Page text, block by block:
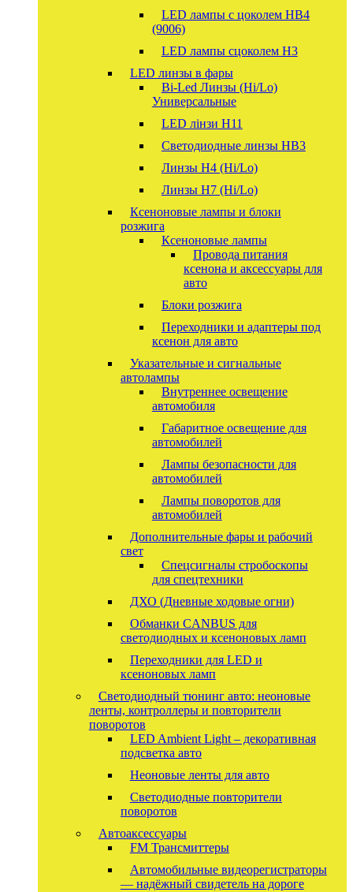
LED лампы с цоколем HB4
(9006)
LED лампы сцоколем H3
LED линзы в фары
Bi-Led Линзы (Hi/Lo)
Универсальные
LED лінзи H11
Светодиодные линзы HB3
Линзы Н4 (Hi/Lo)
Линзы Н7 (Hi/Lo)
Ксеноновые лампы и блоки
розжига
Ксеноновые лампы
Провода питания
ксенона и аксессуары для
авто
Блоки розжига
Переходники и адаптеры под
ксенон для авто
Указательные и сигнальные
автолампы
Внутреннее освещение
автомобиля
Габаритное освещение для
автомобилей
Лампы безопасности для
автомобилей
Лампы поворотов для
автомобилей
Дополнительные фары и рабочий
свет
Спецсигналы стробоскопы
для спецтехники
ДХО (Дневные ходовые огни)
Обманки CANBUS для
светодиодных и ксеноновых ламп
Переходники для LED и
ксеноновых ламп
Светодиодный тюнинг авто: неоновые
ленты, контроллеры и повторители
поворотов
LED Ambient Light – декоративная
подсветка авто
Неоновые ленты для авто
Светодиодные повторители
поворотов
Автоаксессуары
FM Трансмиттеры
Автомобильные видеорегистраторы
— надёжный свидетель на дороге